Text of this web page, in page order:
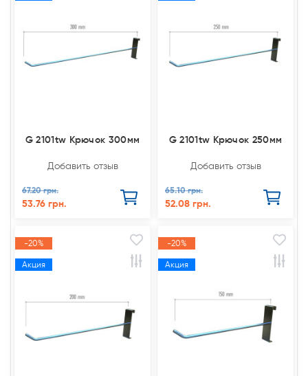
G 2101tw Крючок 300мм
Добавить отзыв
67.20 грн.
53.76 грн.
G 2101tw Крючок 250мм
Добавить отзыв
65.10 грн.
52.08 грн.
-20%
Акция
-20%
Акция